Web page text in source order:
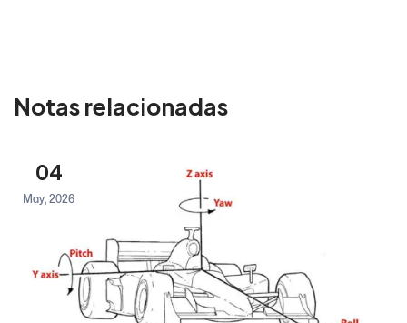
Notas relacionadas
04
May, 2026